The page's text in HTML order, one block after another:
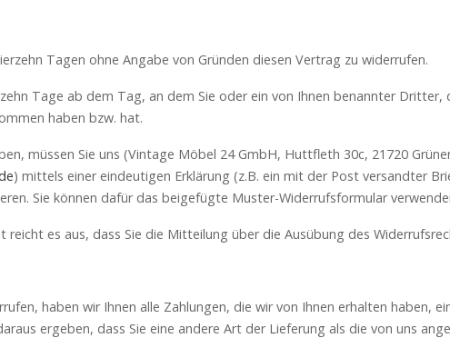
Tagen ohne Angabe von Gründen diesen Vertrag zu widerrufen.
Tage ab dem Tag, an dem Sie oder ein von Ihnen benannter
haben bzw. hat.
müssen Sie uns (Vintage Möbel 24 GmbH, Huttfleth 30c, 21720
) mittels einer eindeutigen Erklärung (z.B. ein mit der Post versandter
Sie können dafür das beigefügte Muster-Widerrufsformular
reicht es aus, dass Sie die Mitteilung über die Ausübung des
haben wir Ihnen alle Zahlungen, die wir von Ihnen erhalten haben,
ergeben, dass Sie eine andere Art der Lieferung als die von uns